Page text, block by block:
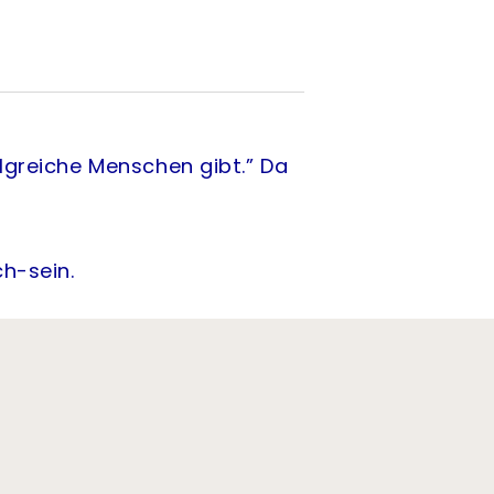
Menschen gibt.” Da
sein.